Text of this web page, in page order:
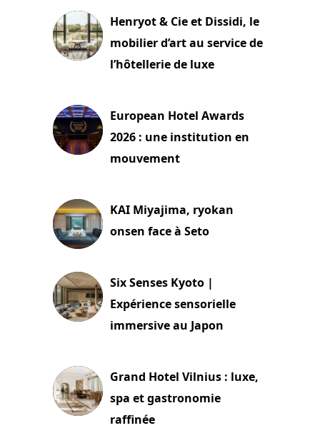
Henryot & Cie et Dissidi, le
mobilier d’art au service de
l’hôtellerie de luxe
European Hotel Awards
2026 : une institution en
mouvement
KAI Miyajima, ryokan
onsen face à Seto
Six Senses Kyoto |
Expérience sensorielle
immersive au Japon
Grand Hotel Vilnius : luxe,
spa et gastronomie
raffinée